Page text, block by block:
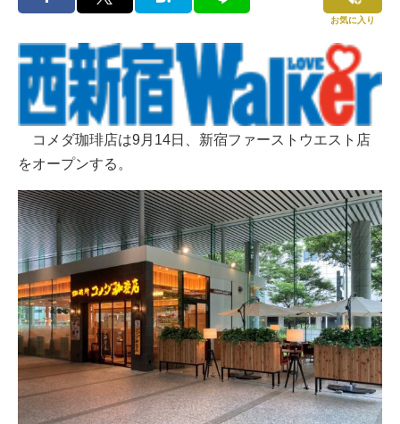
お気に入り
コメダ珈琲店は9月14日、新宿ファーストウエスト店
をオープンする。